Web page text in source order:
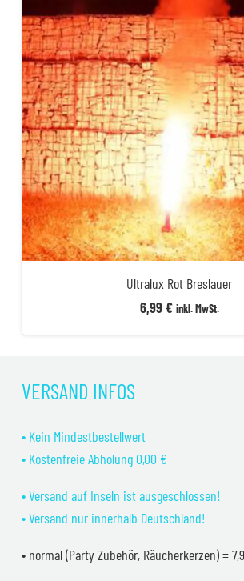
Ultralux Rot Breslauer
6,99€ inkl. MwSt.
VERSAND INFOS
• Kein Mindestbestellwert
• Kostenfreie Abholung 0,00 €
• Versand auf Inseln ist ausgeschlossen!
• Versand nur innerhalb Deutschland!
• normal (Party Zubehör, Räucherkerzen) =